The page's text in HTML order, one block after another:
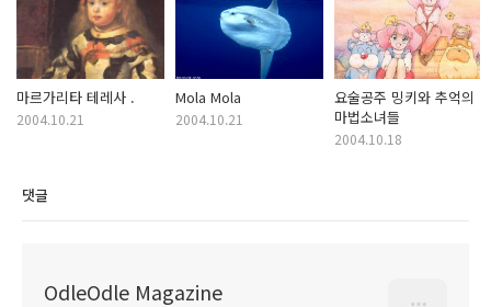
마르가리타 테레사 .
2004.10.21
Mola Mola
2004.10.21
요술공주 밍키와 추억의
마법소녀들
2004.10.18
댓글
OdleOdle Magazine